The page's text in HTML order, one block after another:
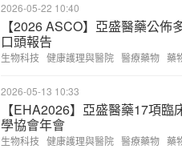
2026-05-22 10:40
【2026 ASCO】亞盛醫藥公
口頭報告
生物科技 健康護理與醫院 醫療藥物 藥
2026-05-13 10:33
【EHA2026】亞盛醫藥17項
學協會年會
生物科技 健康護理與醫院 醫療藥物 藥